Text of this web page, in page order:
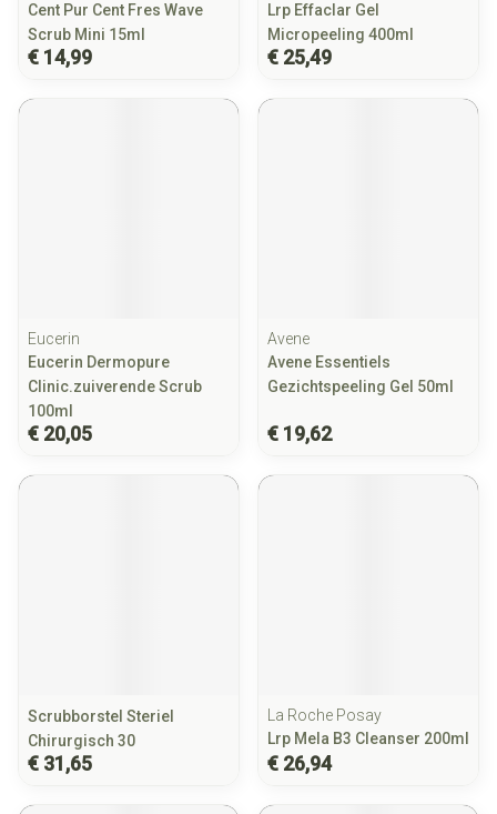
Cent Pur Cent Fres Wave
Scrub Mini 15ml
€ 14,99
Lrp Effaclar Gel
Micropeeling 400ml
€ 25,49
Eucerin
Eucerin Dermopure
Clinic.zuiverende Scrub
100ml
€ 20,05
Avene
Avene Essentiels
Gezichtspeeling Gel 50ml
€ 19,62
Scrubborstel Steriel
Chirurgisch 30
€ 31,65
La Roche Posay
Lrp Mela B3 Cleanser 200ml
€ 26,94